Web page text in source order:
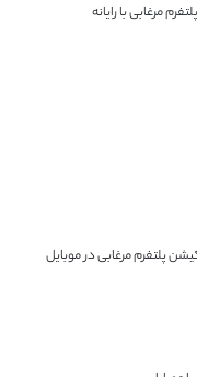
مرغابی با رایانه
پلتفرم مرغابی در موبایل